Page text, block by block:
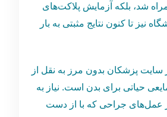
شد، بلکه آزمایش‌ پلاکت‌های
نیز تا کنون نتایج مثبتی به بار
سایت پزشکان بدون مرز به نقل از
حیاتی برای بدن است. نیاز به
عمل‌های جراحی که با از دست